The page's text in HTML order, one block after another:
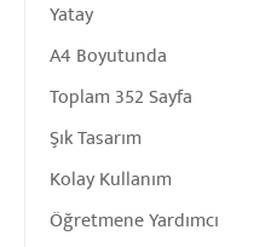
Yatay
A4 Boyutunda
Toplam 352 Sayfa
Şık Tasarım
Kolay Kullanım
Öğretmene Yardımcı